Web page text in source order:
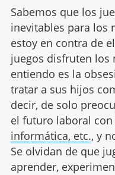
Sabemos que los
inevitables para los
estoy en contra de
juegos disfruten los
entiendo es la
tratar a sus hijos
decir, de solo
el futuro laboral con
informática, etc., y
Se olvidan de que
aprender,